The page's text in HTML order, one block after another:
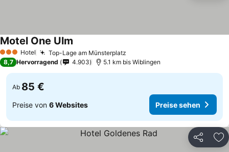
3 SterneHotel Top-Lage am Münsterplatz
Motel One Ulm
8,7 Hervorragend 4.903 5.1 km bis Wiblingen
Ab 85 €
Preise von 6 Websites Preise sehen
Teilen